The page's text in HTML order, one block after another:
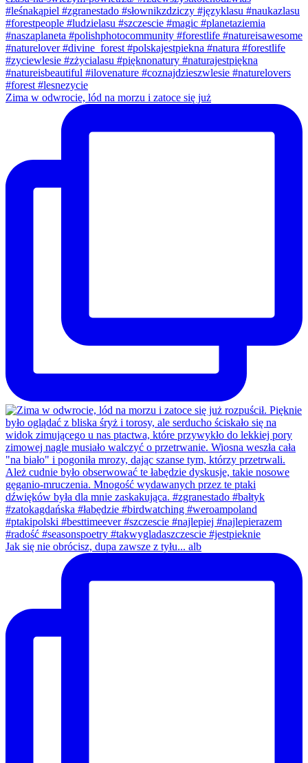
Zima w odwrocie, lód na morzu i zatoce się już
Jak się nie obrócisz, dupa zawsze z tyłu... alb